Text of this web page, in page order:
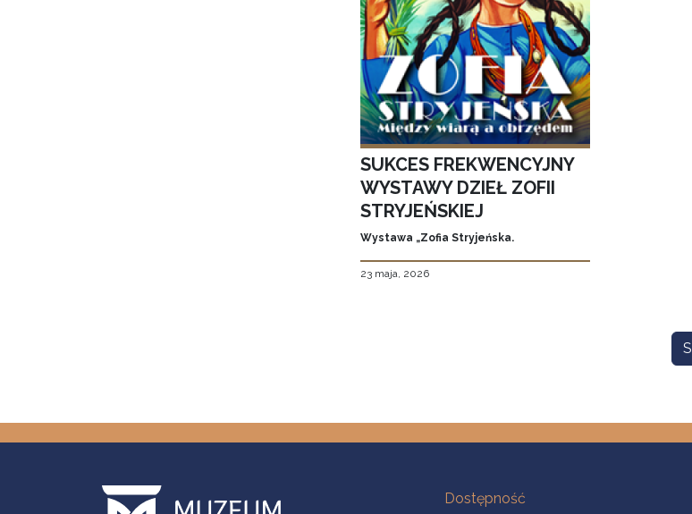
SUKCES FREKWENCYJNY
WYSTAWY DZIEŁ ZOFII
STRYJEŃSKIEJ
Wystawa „Zofia Stryjeńska.
23 maja, 2026
Na skróty
Dostępność